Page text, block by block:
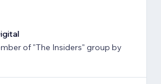
of "The Insiders" group by